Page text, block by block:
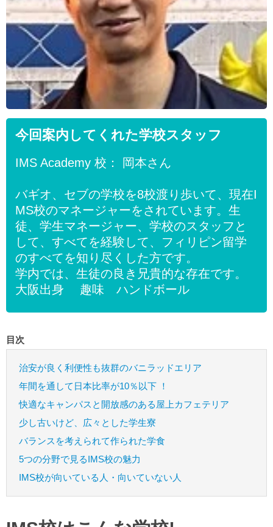
今回案内してくれた学校スタッフ
IMS Academy 校： 岡本さん
バギオ、セブの学校を8校渡り歩いて、現在I
MS校のマネージャーをされています。生
徒、学生マネージャー、学校のスタッフと
して、すべてを経験して、フィリピン留学
のすべてを知り尽くした方です。
学内では、生徒の良き兄貴的な存在です。
大阪出身 趣味 ハンドボール
目次
治安が良く利便性も抜群のバニラッドエリア
年間を通して日本比率が10％以下 ！
快適なキャンパスと開放感のある屋上カフェテリア
少し古いけど、広々とした学生寮
バランスを考えられて作られた学食
5つの分野で見るIMS校の魅力
IMS校が向いている人・向いていない人